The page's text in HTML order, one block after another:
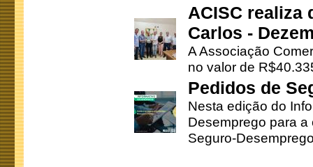
ACISC realiza
Carlos -
A Associação
no valor de
Pedidos de
Nesta edição do
Desemprego para
Seguro-